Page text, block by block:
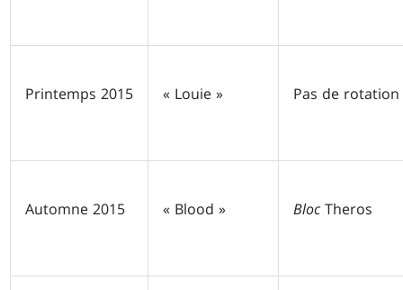
Printemps 2015 « Louie » Pas de rotation
Automne 2015 « Blood » Bloc Theros